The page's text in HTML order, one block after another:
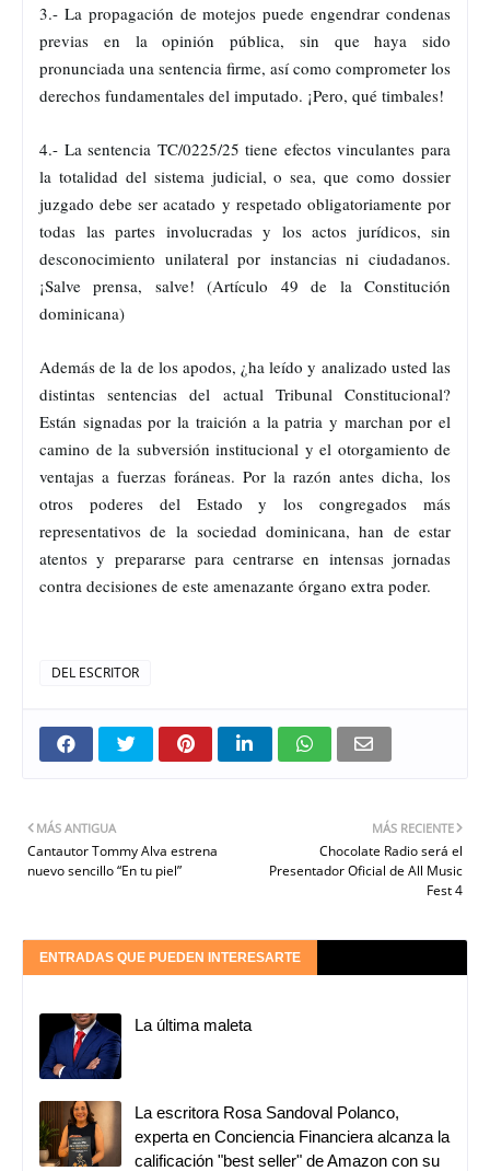
3.- La propagación de motejos puede engendrar condenas
previas en la opinión pública, sin que haya sido
pronunciada una sentencia firme, así como comprometer los
derechos fundamentales del imputado. ¡Pero, qué timbales!
4.- La sentencia TC/0225/25 tiene efectos vinculantes para
la totalidad del sistema judicial, o sea, que como dossier
juzgado debe ser acatado y respetado obligatoriamente por
todas las partes involucradas y los actos jurídicos, sin
desconocimiento unilateral por instancias ni ciudadanos.
¡Salve prensa, salve! (Artículo 49 de la Constitución
dominicana)
Además de la de los apodos, ¿ha leído y analizado usted las
distintas sentencias del actual Tribunal Constitucional?
Están signadas por la traición a la patria y marchan por el
camino de la subversión institucional y el otorgamiento de
ventajas a fuerzas foráneas. Por la razón antes dicha, los
otros poderes del Estado y los congregados más
representativos de la sociedad dominicana, han de estar
atentos y prepararse para centrarse en intensas jornadas
contra decisiones de este amenazante órgano extra poder.
DEL ESCRITOR
MÁS RECIENTE
Chocolate Radio será el
Presentador Oficial de All Music
Fest 4
MÁS ANTIGUA
Cantautor Tommy Alva estrena
nuevo sencillo “En tu piel”
ENTRADAS QUE PUEDEN INTERESARTE
La última maleta
La escritora Rosa Sandoval Polanco,
experta en Conciencia Financiera alcanza la
calificación "best seller" de Amazon con su